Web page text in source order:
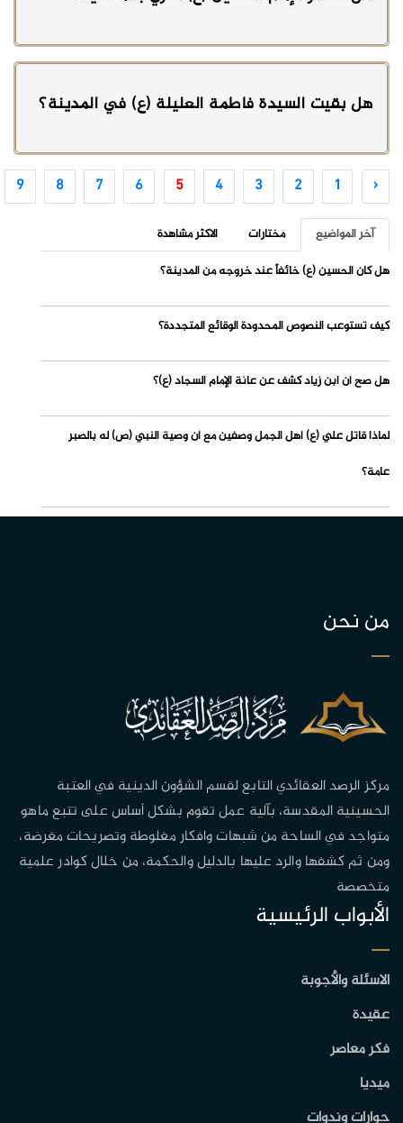
هل بقيت السيدة فاطمة العليلة (ع) في المدينة؟
‹
1
2
3
4
5
6
7
8
9
آخر المواضيع مختارات
الاكثر مشاهدة
هل كان الحسين (ع) خائفاً عند خروجه من المدينة؟
كيف تستوعب النصوص المحدودة الوقائع المتجددة؟
هل صح أن ابن زياد كشف عن عانة الإمام السجاد (ع)؟
لماذا قاتل علي (ع) أهل الجمل وصفين مع أن وصية النبي (ص) له بالصبر
عامة؟
من نحن
مركز الرصد العقائدي التابع لقسم الشؤون الدينية في العتبة
الحسينية المقدسة، بآلية عمل تقوم بشكل أساس على تتبع ماهو
متواجد في الساحة من شبهات وافكار مغلوطة وتصريحات مغرضة،
ومن ثم كشفها والرد عليها بالدليل والحكمة، من خلال كوادر علمية
متخصصة
الأبواب الرئيسية
الاسئلة والأجوبة
عقيدة
فكر معاصر
ميديا
حوارات وندوات